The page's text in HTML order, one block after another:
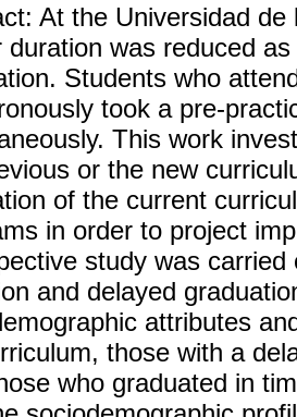
At the Universidad
duration was reduced
Students who
took a pre-
This work
or the new
of the current
in order to project
study was
and delayed
attributes
those with a
who graduated in